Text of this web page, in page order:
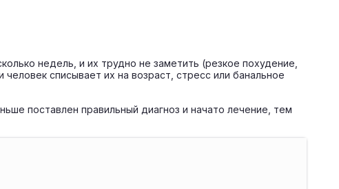
недель, и их трудно не заметить (резкое похудение,
списывает их на возраст, стресс или банальное
поставлен правильный диагноз и начато лечение, тем